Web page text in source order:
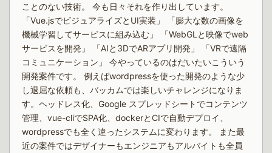
ことのない技術。 今も日々それを作り出しています。
「Vue.jsでビジュアライズとUI実装」 「膨大な数の画像を
機械学習してサービスに組み込む」 「WebGLと映像でweb
サービスを開発」 「AIと3DでARアプリ開発」 「VRで遠隔
コミュニケーション」 今やっているのはだいたいこういう
開発案件です。 例えばwordpressを使った開発のような少
し退屈な依頼も、バッカムでは楽しいチャレンジになりま
す。ヘッドレス化、Google スプレッドシートでコンテンツ
管理、vue-cliでSPA化、dockerとCIで自動デプロイ、
wordpressでも全く違ったシステムに変わります。 また最
近の案件ではデザイナーもエンジニアもアルバイトも全員